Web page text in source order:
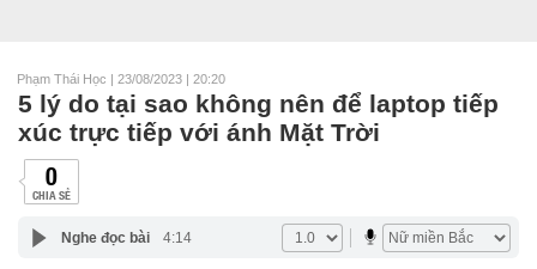
Phạm Thái Học | 23/08/2023 | 20:20
5 lý do tại sao không nên để laptop tiếp
xúc trực tiếp với ánh Mặt Trời
0
CHIA SẺ
Nghe đọc bài 4:14